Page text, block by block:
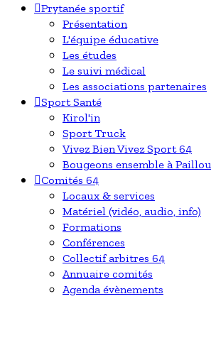
Prytanée sportif
Présentation
L'équipe éducative
Les études
Le suivi médical
Les associations partenaires
Sport Santé
Kirol'in
Sport Truck
Vivez Bien Vivez Sport 64
Bougeons ensemble à Paillou
Comités 64
Locaux & services
Matériel (vidéo, audio, info)
Formations
Conférences
Collectif arbitres 64
Annuaire comités
Agenda évènements